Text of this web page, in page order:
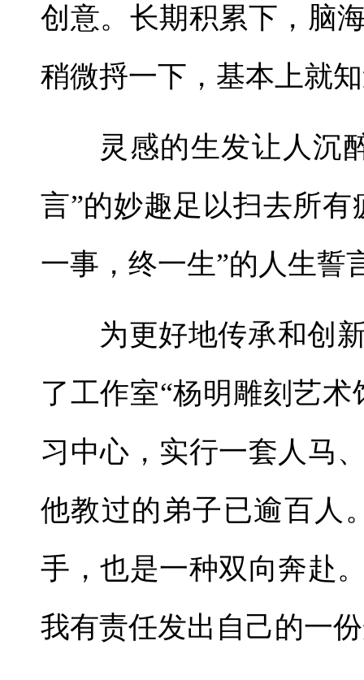
创意。长期积累下，脑
稍微捋一下，基本上就
灵感的生发让人沉
言”的妙趣足以扫去所
一事，终一生”的人生誓
为更好地传承和创
了工作室“杨明雕刻艺
习中心，实行一套人马
他教过的弟子已逾百人
手，也是一种双向奔赴
我有责任发出自己的一